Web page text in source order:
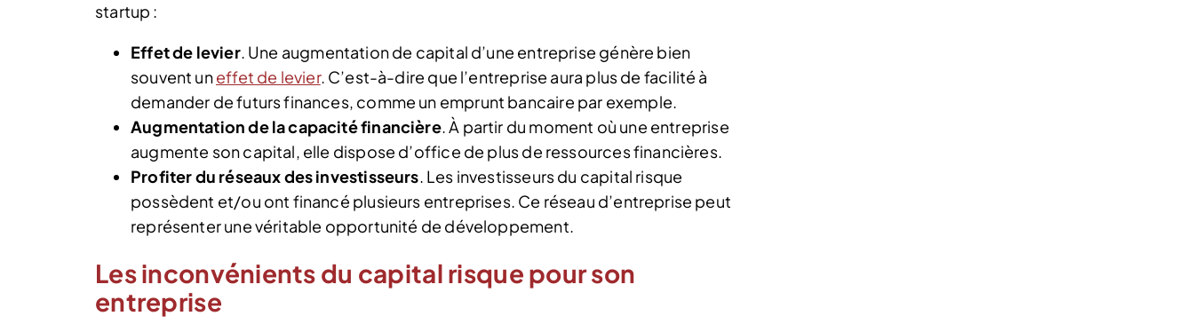
startup :
Effet de levier. Une augmentation de capital d’une entreprise génère bien
souvent uneffet de levier. C’est-à-dire que l’entreprise aura plus de facilité à
demander de futurs finances, comme un emprunt bancaire par exemple.
Augmentation de la capacité financière. À partir du moment où une entreprise
augmente son capital, elle dispose d’office de plus de ressources financières.
Profiter du réseaux des investisseurs. Les investisseurs du capital risque
possèdent et/ou ont financé plusieurs entreprises. Ce réseau d’entreprise peut
représenter une véritable opportunité de développement.
Les inconvénients du capital risque pour son
entreprise